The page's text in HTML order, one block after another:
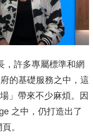
，許多專屬標準和網
的基礎服務之中，這
」帶來不少麻煩。因
之中，仍打造出了
。